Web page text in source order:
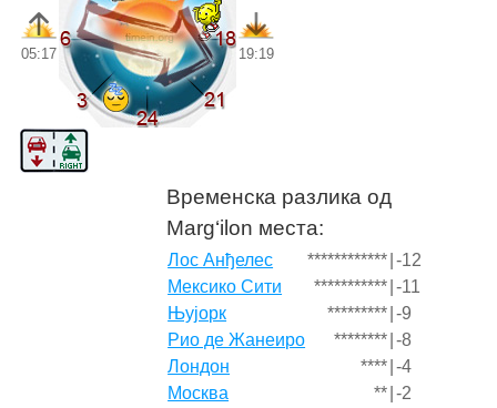
05:17 19:19
Временска разлика од
Marg‘ilon места:
Лос Анђелес ************ -12
Мексико Сити
*********** -11
Њујорк
********* -9
Рио де Жанеиро
******** -8
Лондон
**** -4
Москва
** -2